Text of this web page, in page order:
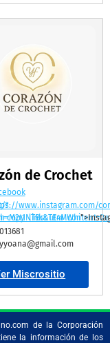
?
de Crochet
www.instagram.com/
Miscrositio
de la Corporación
la información de los